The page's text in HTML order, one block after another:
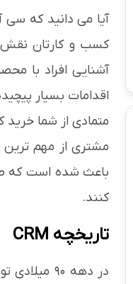
آیا می دانید که سی
کسب و کارتان نقش
آشنایی افراد با
اقدامات بسیار
متمادی از شما خرید
مشتری از مهم
باعث شده است که
کنند.
تاریخچه CRM
در دهه